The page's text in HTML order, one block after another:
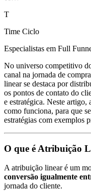
T
Time Ciclo
Especialistas em Full
No universo competitivo
canal na jornada de
linear se destaca por
os pontos de contato do
e estratégica. Neste artigo,
como funciona, para que
estratégias com exemplos
O que é Atribuição
A atribuição linear é um
conversão igualmente
jornada do cliente.